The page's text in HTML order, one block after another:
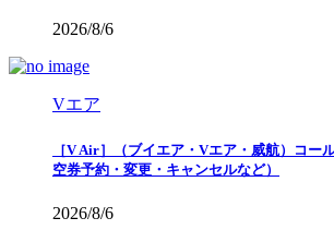
2026/8/6
Vエア
［V Air］（ブイエア・Vエア・威航）コー
空券予約・変更・キャンセルなど）
2026/8/6